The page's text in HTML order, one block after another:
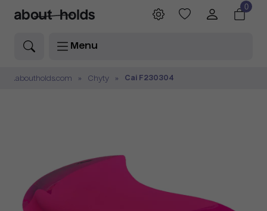
Menu
0
.aboutholds.com Chyty Cai F230304